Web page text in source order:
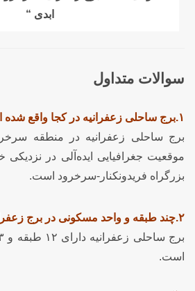
ابدی “
سوالات متداول
۱.برج ساحلی زعفرانیه در کجا واقع شده است؟
برج ساحلی زعفرانیه در منطقه
موقعیت جغرافیایی ایده‌آلی در
بزرگراه فریدونکنار-سرخرود است.
۲.چند طبقه و واحد مسکونی در برج زعفرانیه وجود دارد؟
است.